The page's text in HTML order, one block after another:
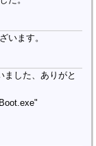
います。
ました、ありがと